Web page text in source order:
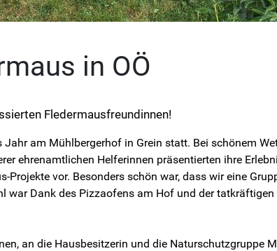
in OÖ
Fledermausfreundinnen!
Jahr am Mühlbergerhof in Grein statt. Bei schönem
ehrenamtlichen Helferinnen präsentierten ihre
Projekte vor. Besonders schön war, dass wir eine
war Dank des Pizzaofens am Hof und der
an die Hausbesitzerin und die Naturschutzgruppe